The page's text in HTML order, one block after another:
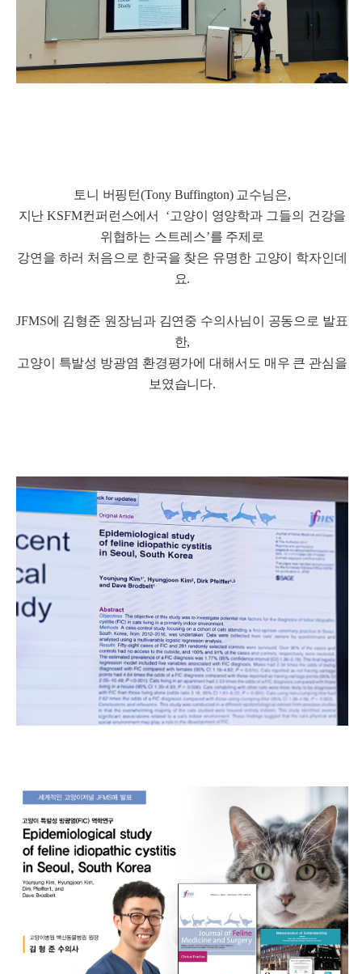
토니 버핑턴(Tony Buffington) 교수님은,
지난 KSFM컨퍼런스에서 ‘고양이 영양학과 그들의 건강을
위협하는 스트레스’를 주제로
강연을 하러 처음으로 한국을 찾은 유명한 고양이 학자인데
요.
JFMS에 김형준 원장님과 김연중 수의사님이 공동으로 발표
한,
고양이 특발성 방광염 환경평가에 대해서도 매우 큰 관심을
보였습니다.